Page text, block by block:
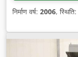
निर्माण वर्ष: 2006, स्थिति: